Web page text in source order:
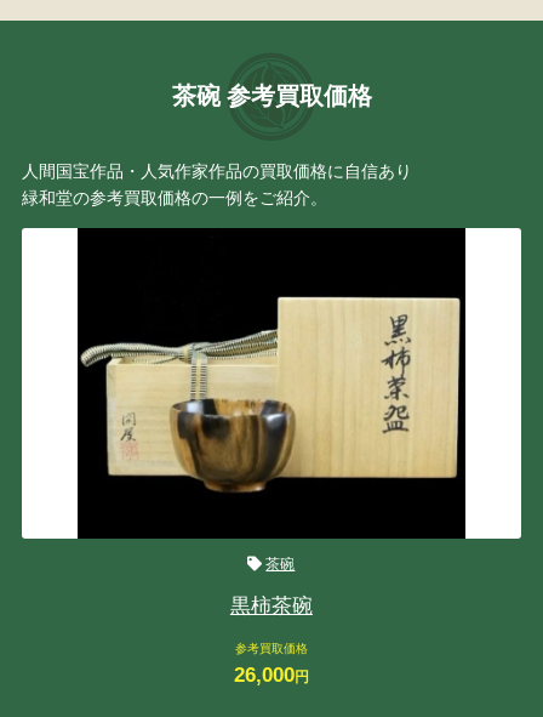
茶碗 参考買取価格
人間国宝作品・人気作家作品の買取価格に自信あり
緑和堂の参考買取価格の一例をご紹介。
茶碗
黒柿茶碗
参考買取価格
26,000円